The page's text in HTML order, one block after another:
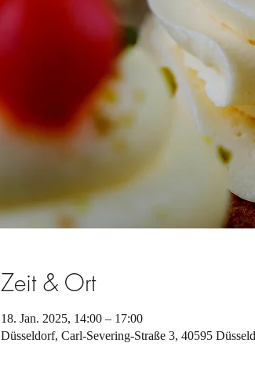
Zeit & Ort
18. Jan. 2025, 14:00 – 17:00
Düsseldorf, Carl-Severing-Straße 3, 40595